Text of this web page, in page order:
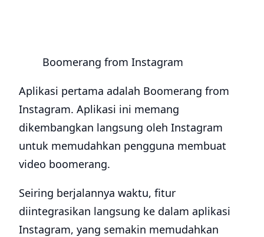
Boomerang from Instagram
Aplikasi pertama adalah Boomerang from
Instagram. Aplikasi ini memang
dikembangkan langsung oleh Instagram
untuk memudahkan pengguna membuat
video boomerang.
Seiring berjalannya waktu, fitur
diintegrasikan langsung ke dalam aplikasi
Instagram, yang semakin memudahkan